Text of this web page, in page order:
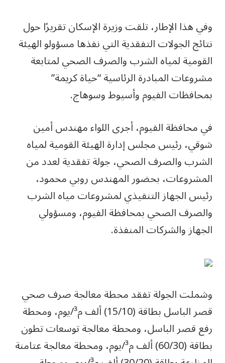
وفي هذا الإطار، تلقت وزيرة الإسكان تقريرًا حول
نتائج الجولات التفقدية التي نفذها مسؤولو الهيئة
القومية لمياه الشرب والصرف الصحي لمتابعة
مشروعات المبادرة الرئاسية “حياة كريمة”
بمحافظات الفيوم وأسيوط وسوهاج.
في محافظة الفيوم، أجرى اللواء مهندس أمين
شوقي، رئيس مجلس إدارة الهيئة القومية لمياه
الشرب والصرف الصحي، جولة تفقدية لعدد من
المشروعات، بحضور المهندس روبي محمود،
رئيس الجهاز التنفيذي لمشروعات مياه الشرب
والصرف الصحي بمحافظة الفيوم، ومسؤولي
الجهاز والشركات المنفذة.
وشملت الجولة تفقد محطة معالجة صرف صحي
قصر الباسل بطاقة (15/10) ألف م³/يوم، ومحطة
رفع قصر الباسل، ومحطة معالجة توسعات تطون
بطاقة (60/30) ألف م³/يوم، ومحطة معالجة عتامنة